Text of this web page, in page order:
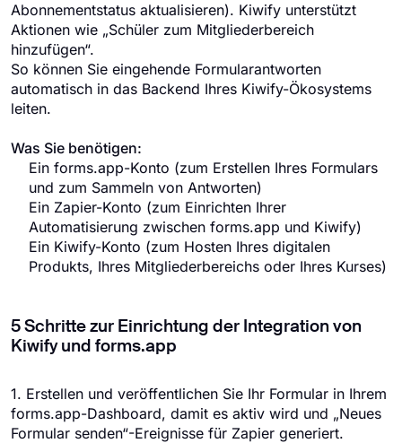
Abonnementstatus aktualisieren). Kiwify unterstützt
Aktionen wie „Schüler zum Mitgliederbereich
hinzufügen“.
So können Sie eingehende Formularantworten
automatisch in das Backend Ihres Kiwify-Ökosystems
leiten.
Was Sie benötigen:
Ein forms.app-Konto (zum Erstellen Ihres Formulars
und zum Sammeln von Antworten)
Ein Zapier-Konto (zum Einrichten Ihrer
Automatisierung zwischen forms.app und Kiwify)
Ein Kiwify-Konto (zum Hosten Ihres digitalen
Produkts, Ihres Mitgliederbereichs oder Ihres Kurses)
5 Schritte zur Einrichtung der Integration von
Kiwify und forms.app
1. Erstellen und veröffentlichen Sie Ihr Formular in Ihrem
forms.app-Dashboard, damit es aktiv wird und „Neues
Formular senden“-Ereignisse für Zapier generiert.